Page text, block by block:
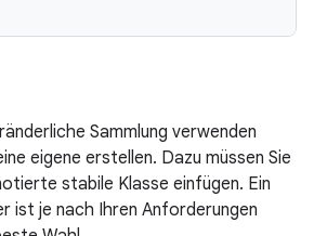
Sammlung verwenden
eigene erstellen. Dazu müssen Sie
stabile Klasse einfügen. Ein
ist je nach Ihren Anforderungen